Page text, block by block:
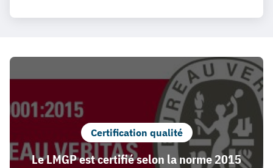
Certification qualité
Le LMGP est certifié selon la norme 2015